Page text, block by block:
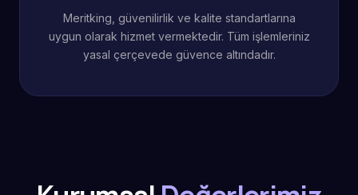
Meritking, güvenilirlik ve kalite standartlarına
uygun olarak hizmet vermektedir. Tüm işlemleriniz
yasal çerçevede güvence altındadır.